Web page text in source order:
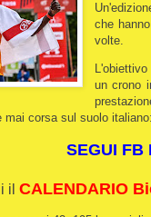
che
volte.
un crono
mai corsa sul suolo
SEGUI FB
il CALENDARIO